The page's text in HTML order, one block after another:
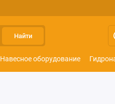
Найти
Навесное оборудование